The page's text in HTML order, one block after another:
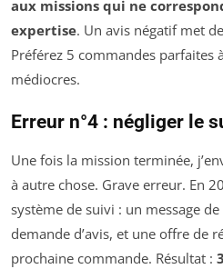
aux missions qui ne
expertise. Un avis négatif met
Préférez 5 commandes parfaites
médiocres.
Erreur n°4 : négliger le
Une fois la mission terminée,
à autre chose. Grave erreur. En
système de suivi : un message
demande d’avis, et une offre de
prochaine commande. Résultat :